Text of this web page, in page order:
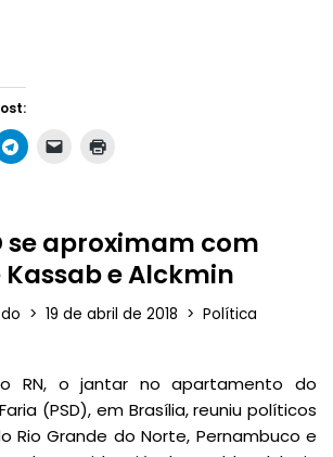
se aproximam com
e Alckmin
19 de abril de 2018 Política
RN, o jantar no apartamento do
(PSD), em Brasília, reuniu políticos
Rio Grande do Norte, Pernambuco e